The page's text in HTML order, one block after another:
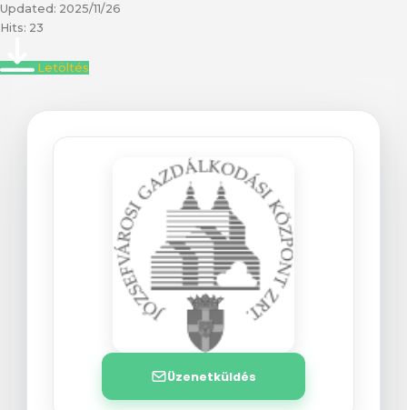
Updated: 2025/11/26
Hits: 23
Letöltés
Üzenetküldés